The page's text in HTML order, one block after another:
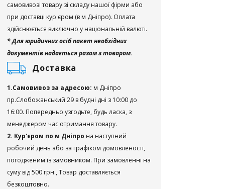
самовивозі товару зі складу нашої фірми або
при доставці кур'єром (в м Дніпро). Оплата
здійснюється виключно у національній валюті.
* Для юридичних осіб пакет необхідних
документів надається разом з товаром.
Доставка
1.Самовивоз за адресою: м Дніпро
пр.Слобожанський 29 в будні дні з 10:00 до
16:00. Попередньо узгодьте, будь ласка, з
менеджером час отримання товару.
2. Кур'єром по м Дніпро на наступний
робочий день або за графіком домовленості,
погодженим із замовником. При замовленні на
суму від 500 грн., Товар доставляється
безкоштовно.